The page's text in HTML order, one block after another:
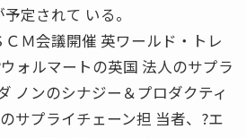
定されて いる。
Ｍ会議開催 英ワールド・トレ
ォルマートの英国 法人のサプラ
ノンのシナジー＆プロダクティ
サプライチェーン担 当者、?エ